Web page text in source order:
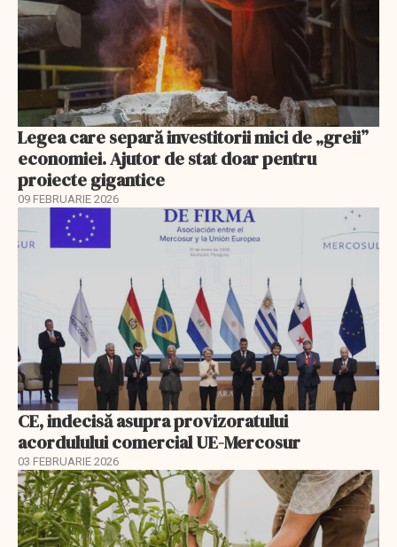
Legea care separă investitorii mici de „greii”
economiei. Ajutor de stat doar pentru
proiecte gigantice
09 FEBRUARIE 2026
CE, indecisă asupra provizoratului
acordulului comercial UE-Mercosur
03 FEBRUARIE 2026